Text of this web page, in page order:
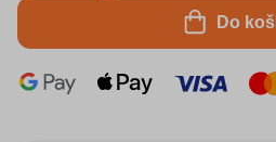
Do